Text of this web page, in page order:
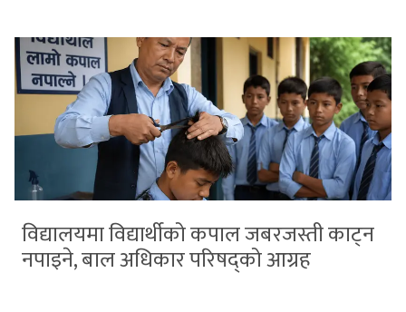
विद्यालयमा विद्यार्थीको कपाल जबरजस्ती काट्न
नपाइने, बाल अधिकार परिषद्को आग्रह